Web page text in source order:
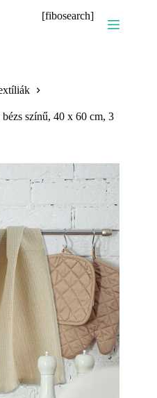
[fibosearch]
színű, 40 x 60 cm, 3